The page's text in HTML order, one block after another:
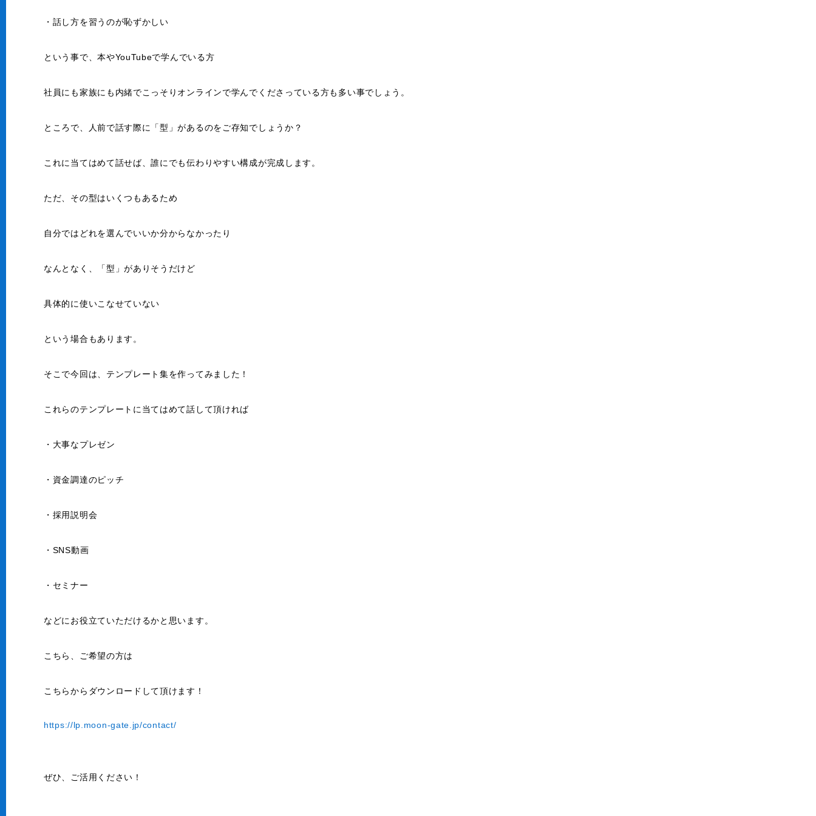
・話し方を習うのが恥ずかしい
という事で、本やYouTubeで学んでいる方
社員にも家族にも内緒でこっそりオンラインで学んでくださっている方も多い事でしょう。
ところで、人前で話す際に「型」があるのをご存知でしょうか？
これに当てはめて話せば、誰にでも伝わりやすい構成が完成します。
ただ、その型はいくつもあるため
自分ではどれを選んでいいか分からなかったり
なんとなく、「型」がありそうだけど
具体的に使いこなせていない
という場合もあります。
そこで今回は、テンプレート集を作ってみました！
これらのテンプレートに当てはめて話して頂ければ
・大事なプレゼン
・資金調達のピッチ
・採用説明会
・SNS動画
・セミナー
などにお役立ていただけるかと思います。
こちら、ご希望の方は
こちらからダウンロードして頂けます！
https://lp.moon-gate.jp/contact/
ぜひ、ご活用ください！